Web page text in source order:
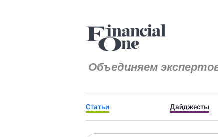
Объединяем
Статьи Дайджесты